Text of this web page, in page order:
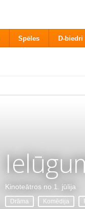
Spēles D-biedri
Kinoteātros no 1. jūlija
Drāma Komēdija